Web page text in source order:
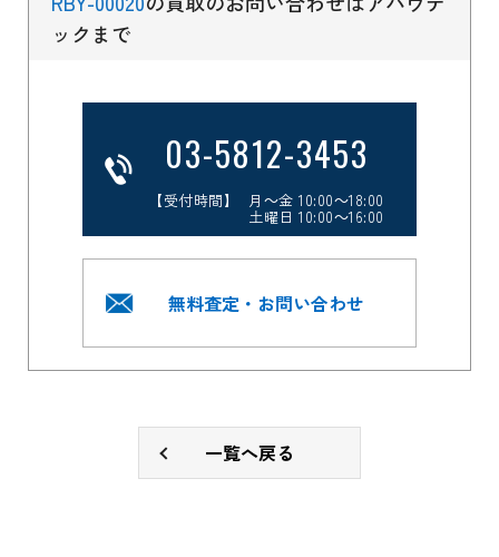
ックまで
03-5812-3453
【受付時間】 月～金 10:00～18:00
土曜日 10:00～16:00
無料査定・お問い合わせ
一覧へ戻る